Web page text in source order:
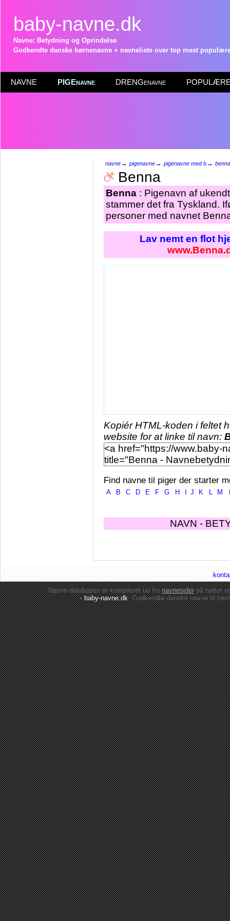
baby-navne.dk
Navne: Betydning og Oprindelse
Godkendte danske børnenavne + navneliste over top mest
NAVNE PIGEnavne DRENGenavne POPULÆRE
navne→ pigenavne→ pigenavne med b→ benna
Benna
Benna : Pigenavn af
stammer det fra Tyskland.
personer med navnet
Lav nemt en flot
Kopiér HTML-koden i feltet
website for at linke til navn:
Find navne til piger der starter
A B C D E F G H J K L M
NAVN -
Navne-databasen er kompileret ud franavnesiderpå nettet
•baby-navne.dk: Godkendte danskenavne til børn